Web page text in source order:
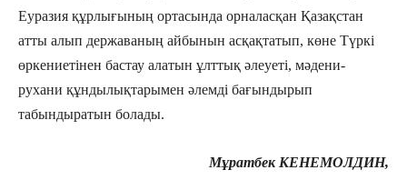
Еуразия құрлығының ортасында орналасқан Қазақстан
атты алып державаның айбынын асқақтатып, көне Түркі
өркениетінен бастау алатын ұлттық әлеуеті, мәдени-
рухани құндылықтарымен әлемді бағындырып
табындыратын болады.
Мұратбек КЕНЕМОЛДИН,